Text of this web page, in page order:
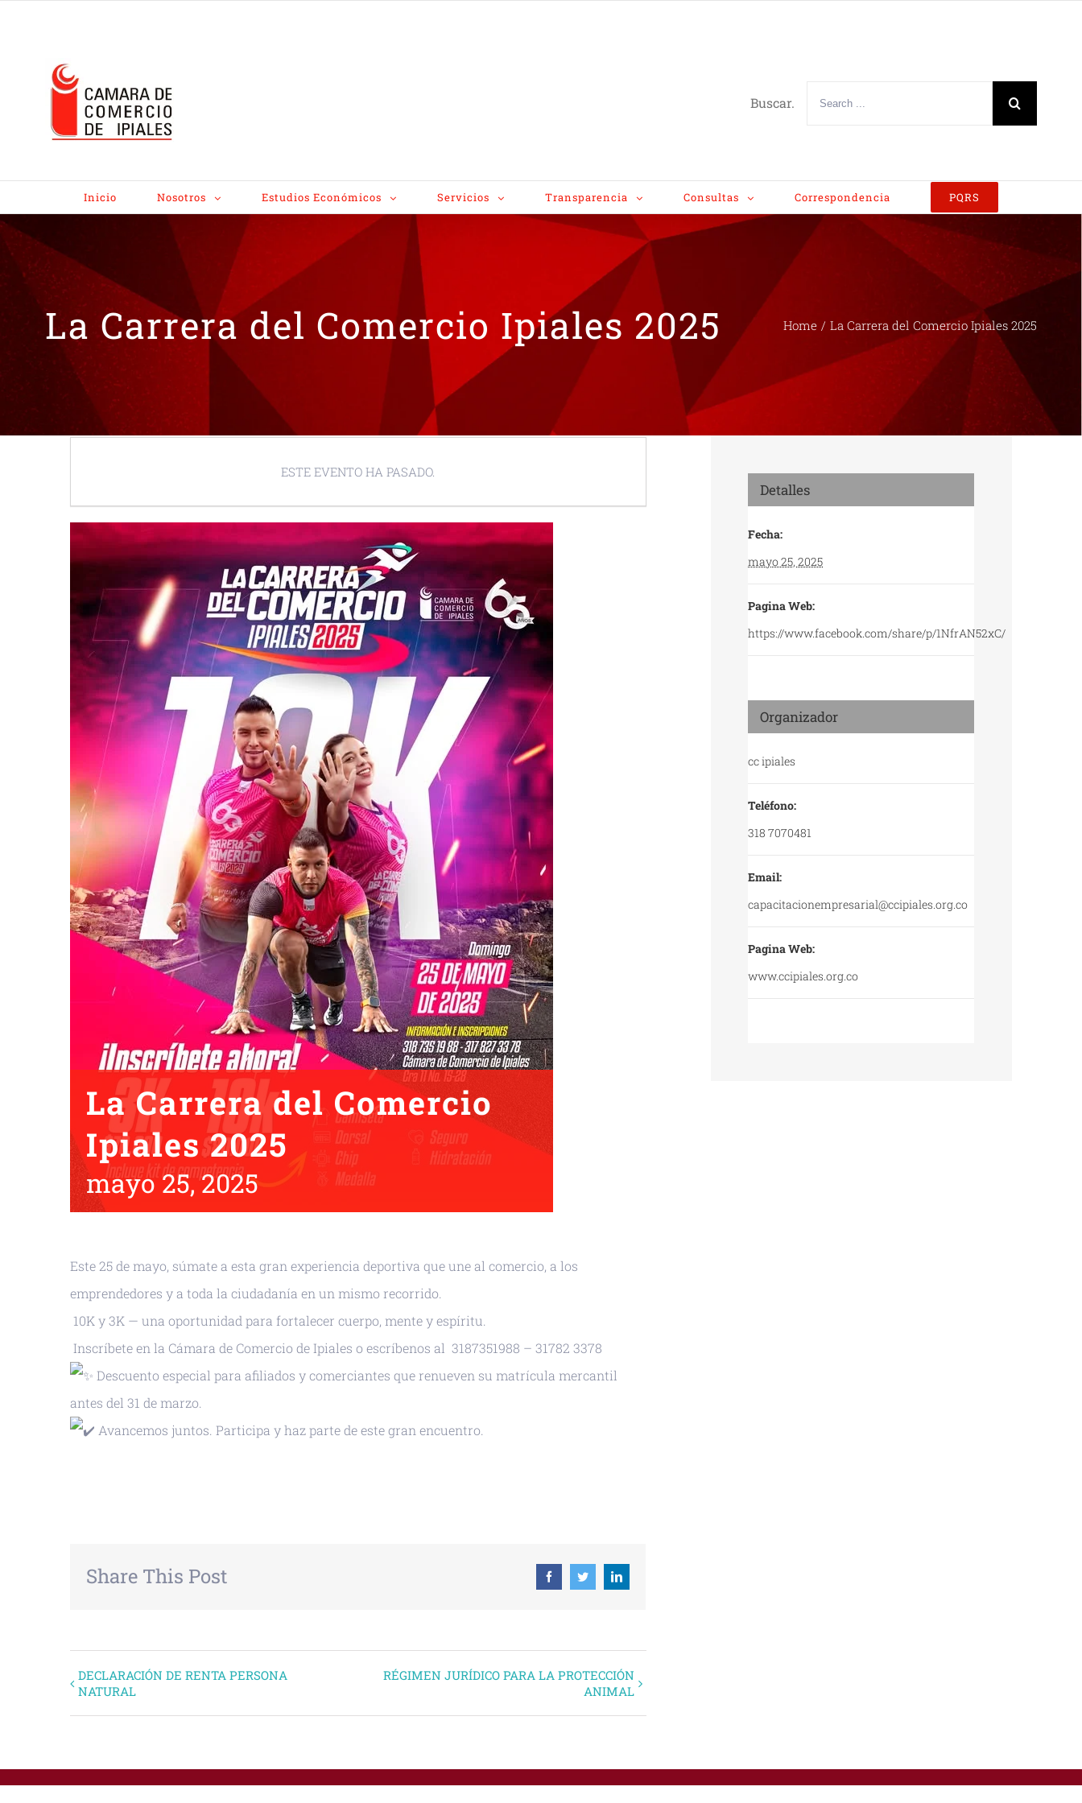
Buscar.
Inicio Nosotros Estudios Económicos Servicios Transparencia Consultas Correspondencia PQRS
La Carrera del Comercio Ipiales 2025 Home / La Carrera del Comercio Ipiales 2025
ESTE EVENTO HA PASADO.
La Carrera del Comercio
Ipiales 2025
mayo 25, 2025
Este 25 de mayo, súmate a esta gran experiencia deportiva que une al comercio, a los
emprendedores y a toda la ciudadanía en un mismo recorrido.
10K y 3K — una oportunidad para fortalecer cuerpo, mente y espíritu.
Inscríbete en la Cámara de Comercio de Ipiales o escríbenos al 3187351988 – 31782 3378
Descuento especial para afiliados y comerciantes que renueven su matrícula mercantil
antes del 31 de marzo.
Avancemos juntos. Participa y haz parte de este gran encuentro.
Share This Post FacebookTwitterLinkedin
Evento
Navegación
DECLARACIÓN DE RENTA PERSONA
NATURAL
RÉGIMEN JURÍDICO PARA LA PROTECCIÓN
ANIMAL
Detalles
Fecha:
mayo 25, 2025
Pagina Web:
https://www.facebook.com/share/p/1NfrAN52xC/
Organizador
cc ipiales
Teléfono:
318 7070481
Email:
capacitacionempresarial@ccipiales.org.co
Pagina Web:
www.ccipiales.org.co